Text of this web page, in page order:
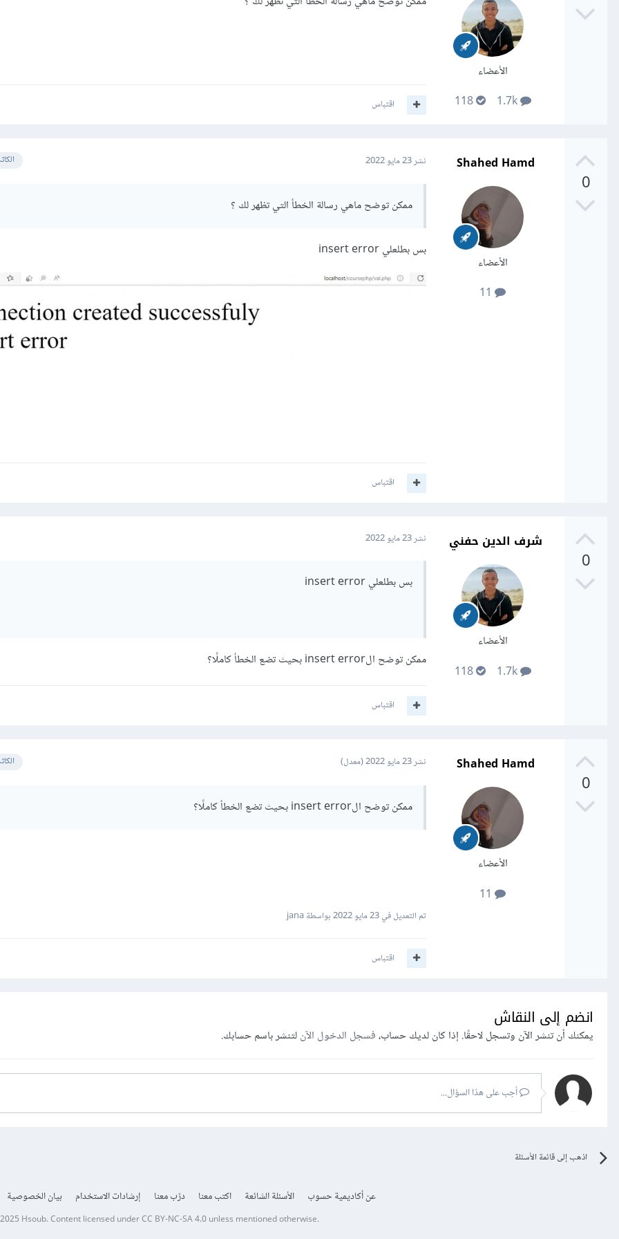
الأعضاء
1.7k
118 اقتباس
0
Shahed Hamd
الأعضاء
نشر23 مايو 2022
ممكن توضح ماهي رسالة الخطأ التي تظهر لك ؟
بس بطلعلي insert error
اقتباس
0
شرف الدين حفني
الأعضاء
1.7k
118
نشر23 مايو 2022
بس بطلعلي insert error
ممكن توضح الinsert error بحيث تضع الخطأ كاملًا؟
اقتباس
0
Shahed Hamd
الأعضاء
نشر23 مايو 2022 (معدل)
ممكن توضح الinsert error بحيث تضع الخطأ كاملًا؟
تم التعديل في23 مايو 2022 بواسطة jana
اقتباس
انضم إلى النقاش
يمكنك أن تنشر الآن وتسجل لاحقًا. إذا كان لديك حساب،فسجل الدخول الآنلتنشر باسم حسابك.
أجب على هذا السؤال...
اذهب إلى قائمة الأسئلة
عن أكاديمية حسوب الأسئلة الشائعة اكتب معنا درّب معنا إرشادات الاستخدام بيان الخصوصية
Hsoub.Content licensed underCC BY-NC-SA 4.0unless mentioned otherwise.